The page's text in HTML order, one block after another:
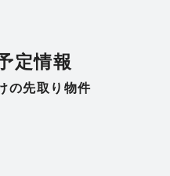
丁目定情報
の先取り物件